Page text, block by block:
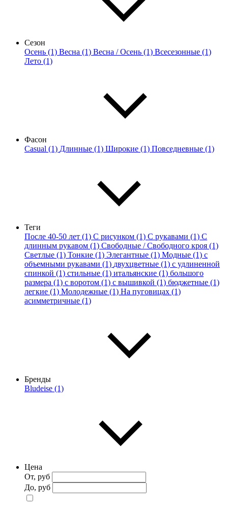
Сезон
Осень (1) Весна (1) Весна / Осень (1) Всесезонные (1)
Лето (1)
Фасон
Casual (1) Длинные (1) Широкие (1) Повседневные (1)
Теги
После 40-50 лет (1) С рисунком (1) С рукавами (1) С
длинным рукавом (1) Свободные / Свободного кроя (1)
Светлые (1) Тонкие (1) Элегантные (1) Модные (1) с
объемными рукавами (1) двухцветные (1) с удлиненной
спинкой (1) стильные (1) итальянские (1) большого
размера (1) с воротом (1) с вышивкой (1) бюджетные (1)
легкие (1) Молодежные (1) На пуговицах (1)
асимметричные (1)
Бренды
Bludeise (1)
Цена
От, руб
До, руб